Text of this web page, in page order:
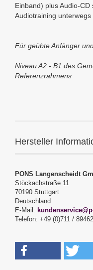
Einband) plus Audio-
Audiotraining unterwegs
Für geübte Anfänger
Niveau A2 - B1 des
Referenzrahmens
Hersteller
PONS Langenscheidt
Stöckachstraße 11
70190 Stuttgart
Deutschland
E-Mail:
Telefon: +49 (0)711 /